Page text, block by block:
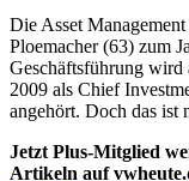
Die Asset
Ploemacher (63) zum
Geschäftsführung wird
2009 als Chief
angehört. Doch das ist
Jetzt Plus-Mitglied
Artikeln auf